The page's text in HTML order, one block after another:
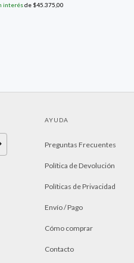
interésde $45.375,00
AYUDA
Preguntas Frecuentes
Política de Devolución
Políticas de Privacidad
Envío / Pago
Cómo comprar
Contacto